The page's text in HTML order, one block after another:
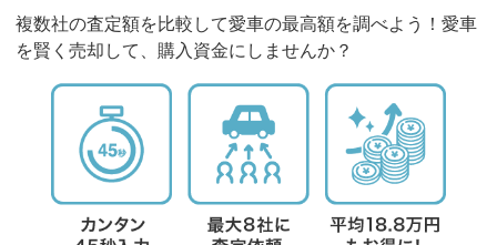
複数社の査定額を比較して愛車の最高額を調べよう！愛車
を賢く売却して、購入資金にしませんか？